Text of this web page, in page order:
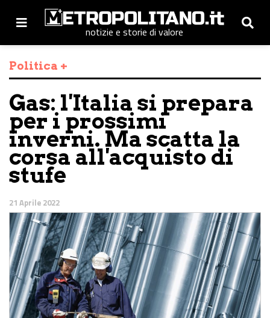
notizie e storie di valore
Politica +
Gas: l'Italia si prepara
per i prossimi
inverni. Ma scatta la
corsa all'acquisto di
stufe
21 Aprile 2022